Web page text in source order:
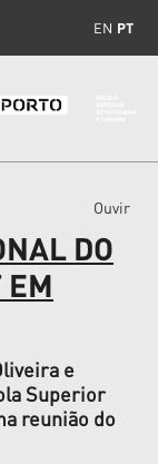
EN PT
Ouvir
DO
EM
e
Superior
reunião do